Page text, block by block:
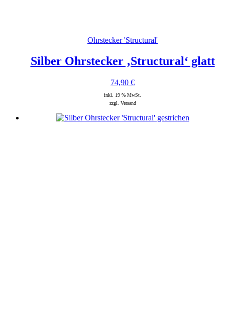
Ohrstecker 'Structural'
Silber Ohrstecker ‚Structural‘ glatt
74,90 €
inkl. 19 % MwSt.
zzgl. Versand